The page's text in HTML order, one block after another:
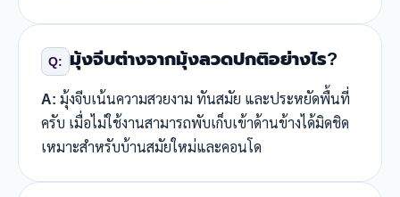
Q: มุ้งจีบต่างจากมุ้งลวดปกติอย่างไร?
A: มุ้งจีบเน้นความสวยงาม ทันสมัย และประหยัดพื้นที่
ครับ เมื่อไม่ใช้งานสามารถพับเก็บเข้าด้านข้างได้มิดชิด
เหมาะสำหรับบ้านสมัยใหม่และคอนโด